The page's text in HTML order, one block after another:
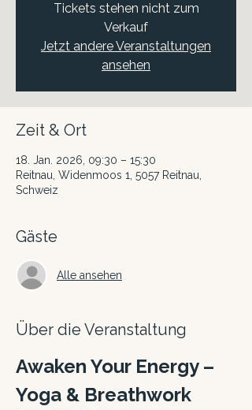
Tickets stehen nicht zum
Verkauf
Jetzt andere Veranstaltungen
ansehen
Zeit & Ort
18. Jan. 2026, 09:30 – 15:30
Reitnau, Widenmoos 1, 5057 Reitnau,
Schweiz
Gäste
Alle ansehen
Über die Veranstaltung
Awaken Your Energy –
Yoga & Breathwork